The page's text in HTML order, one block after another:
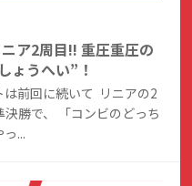
ア2周目!! 重圧重圧の
ょうへい”！
は前回に続いて リニアの2
勝で、 「コンビのどっち
...